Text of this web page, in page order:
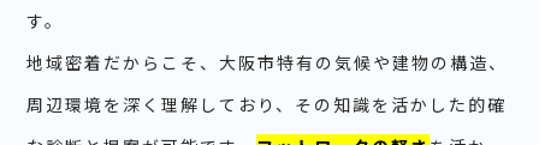
す。
地域密着だからこそ、大阪市特有の気候や建物の構造、
周辺環境を深く理解しており、その知識を活かした的確